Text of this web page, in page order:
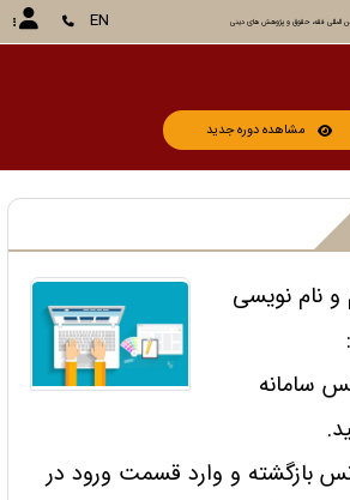
المللی فقه، حقوق و پژوهش های دینی EN
مشاهده دوره جدید
نام نویسی
سامانه
بازگشته و وارد قسمت ورود در